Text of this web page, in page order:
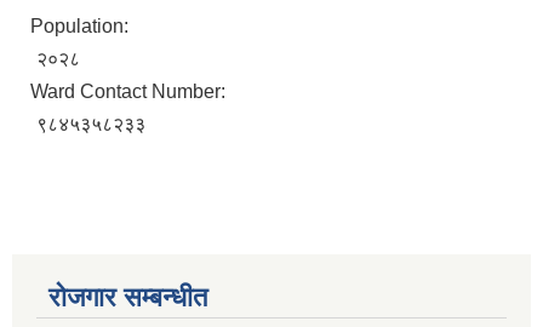
Population:
२०२८
Ward Contact Number:
९८४५३५८२३३
रोजगार सम्बन्धीत